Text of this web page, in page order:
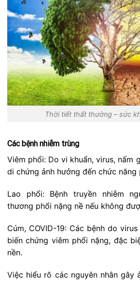
Thời tiết thất thường – sức
Các bệnh nhiễm trùng
Viêm phổi: Do vi khuẩn, virus, nấm
di chứng ảnh hưởng đến chức năng
Lao phổi: Bệnh truyền nhiễm
thương phổi nặng nề nếu không
Cúm, COVID-19: Các bệnh do
biến chứng viêm phổi nặng, đặc
nền.
Việc hiểu rõ các nguyên nhân gây